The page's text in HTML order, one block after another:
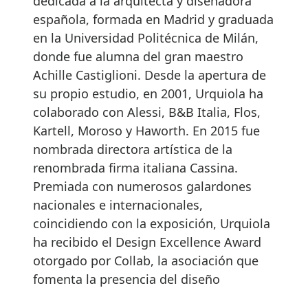
española, formada en Madrid y graduada
en la Universidad Politécnica de Milán,
donde fue alumna del gran maestro
Achille Castiglioni. Desde la apertura de
su propio estudio, en 2001, Urquiola ha
colaborado con Alessi, B&B Italia, Flos,
Kartell, Moroso y Haworth. En 2015 fue
nombrada directora artística de la
renombrada firma italiana Cassina.
Premiada con numerosos galardones
nacionales e internacionales,
coincidiendo con la exposición, Urquiola
ha recibido el Design Excellence Award
otorgado por Collab, la asociación que
fomenta la presencia del diseño